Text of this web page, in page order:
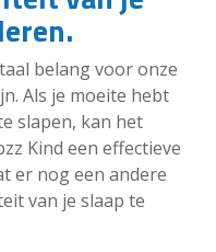
belang voor onze
Als je moeite hebt
slapen, kan het
Kind een effectieve
er nog een andere
van je slaap te